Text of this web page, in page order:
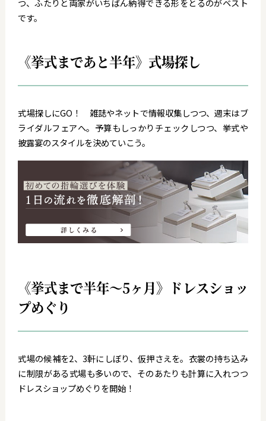
つ、ふたりと両家がいちばん納得できる形をとるのがベスト
です。
《挙式まであと半年》式場探し
式場探しにGO！ 雑誌やネットで情報収集しつつ、週末はブ
ライダルフェアへ。予算もしっかりチェックしつつ、挙式や
披露宴のスタイルを決めていこう。
《挙式まで半年～5ヶ月》ドレスショッ
プめぐり
式場の候補を2、3軒にしぼり、仮押さえを。衣裳の持ち込み
に制限がある式場も多いので、そのあたりも計算に入れつつ
ドレスショップめぐりを開始！